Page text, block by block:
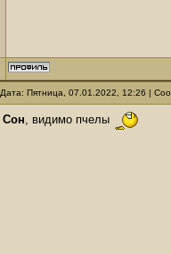
Дата: Пятница, 07.01.2022, 12:26 |
Сон, видимо пчелы